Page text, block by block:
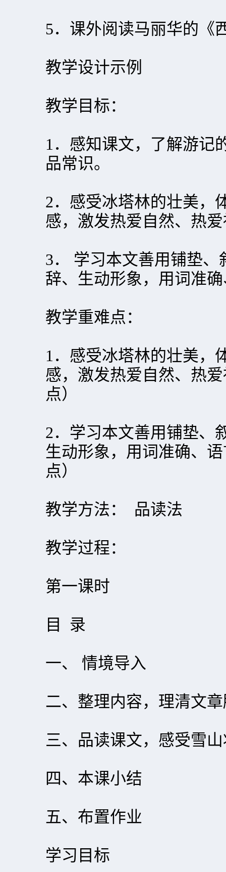
5．课外阅读马丽华的《
教学设计示例
教学目标：
1．感知课文，了解游记
品常识。
2．感受冰塔林的壮美，
感，激发热爱自然、热
3． 学习本文善用铺垫、
辞、生动形象，用词准
教学重难点：
1．感受冰塔林的壮美，
感，激发热爱自然、热
点）
2．学习本文善用铺垫、
生动形象，用词准确、
点）
教学方法： 品读法
教学过程：
第一课时
目 录
一、 情境导入
二、整理内容，理清文
三、品读课文，感受雪
四、本课小结
五、布置作业
学习目标